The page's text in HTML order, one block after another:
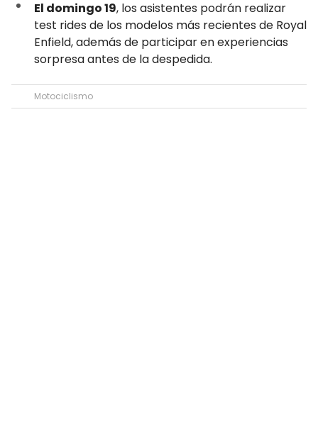
El domingo 19, los asistentes podrán realizar
test rides de los modelos más recientes de Royal
Enfield, además de participar en experiencias
sorpresa antes de la despedida.
Motociclismo